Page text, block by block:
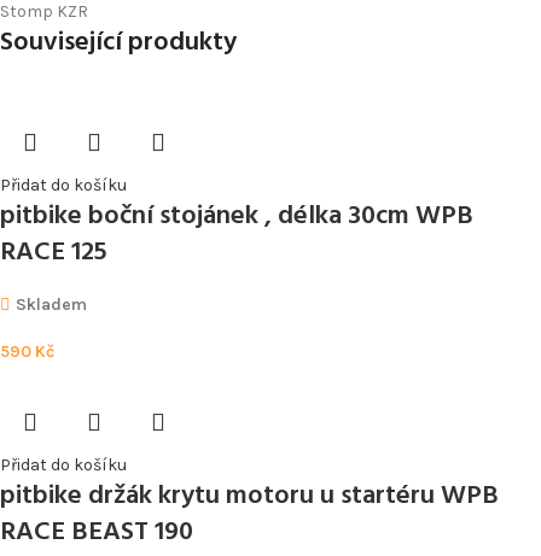
Stomp KZR
Související produkty
Přidat do košíku
pitbike boční stojánek , délka 30cm WPB
RACE 125
Skladem
590 Kč
Přidat do košíku
pitbike držák krytu motoru u startéru WPB
RACE BEAST 190